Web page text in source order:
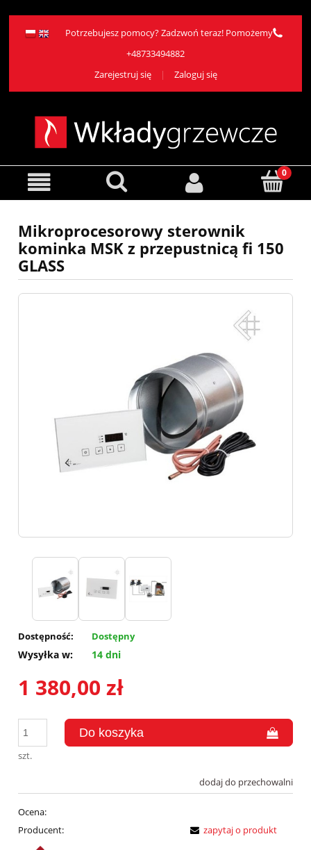
Potrzebujesz pomocy? Zadzwoń teraz! Pomożemy
+48733494882
Zarejestruj się
Zaloguj się
Mikroprocesorowy sterownik
kominka MSK z przepustnicą fi 150
GLASS
Dostępność: Dostępny
Wysyłka w: 14 dni
1 380,00 zł
szt.
dodaj do przechowalni
Ocena:
Producent:
zapytaj o produkt